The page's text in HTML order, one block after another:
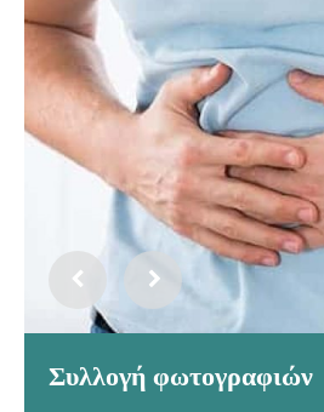
Συλλογή φωτογραφιών